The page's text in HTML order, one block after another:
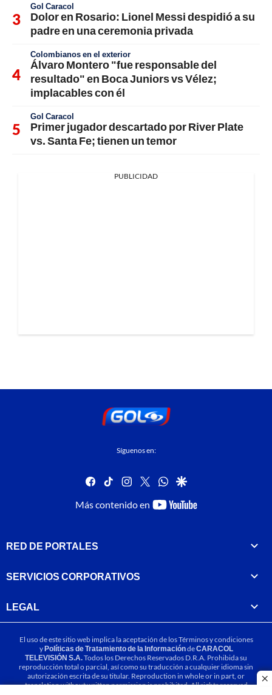
Gol Caracol
Dolor en Rosario: Lionel Messi despidió a su
padre en una ceremonia privada
Colombianos en el exterior
Álvaro Montero "fue responsable del
resultado" en Boca Juniors vs Vélez;
implacables con él
Gol Caracol
Primer jugador descartado por River Plate
vs. Santa Fe; tienen un temor
PUBLICIDAD
Síguenos en:
facebook
tiktok instagram
twitterwhatsapp
google
Más contenido en
youtube-
RED DE PORTALES
SERVICIOS CORPORATIVOS
LEGAL
El uso de este sitio web implica la aceptación de losTérminos y condiciones
yPolíticas de Tratamiento de la InformacióndeCARACOL
TELEVISIÓN S.A.Todos los Derechos Reservados D.R.A. Prohibida su
reproducción total o parcial, así como su traducción a cualquier idioma sin
autorización escrita de su titular. Reproduction in whole or in part, or
translation without written permission is prohibited. All rights reserved